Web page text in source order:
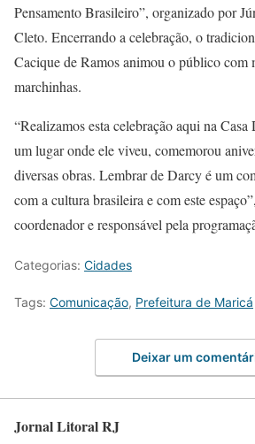
Pensamento Brasileiro”, organizado por
Cleto. Encerrando a celebração, o
Cacique de Ramos animou o público com
marchinhas.
“Realizamos esta celebração aqui na
um lugar onde ele viveu, comemorou
diversas obras. Lembrar de Darcy é um
com a cultura brasileira e com este
coordenador e responsável pela
Categorias: Cidades
Tags: Comunicação, Prefeitura de Maricá
Deixar um
Jornal Litoral RJ